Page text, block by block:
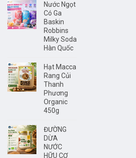
Nước Ngọt
Có Ga
Baskin
Robbins
Milky Soda
Hàn Quốc
Hạt Macca
Rang Củi
Thanh
Phương
Organic
450g
ĐƯỜNG
DỪA
NƯỚC
HỮU CƠ